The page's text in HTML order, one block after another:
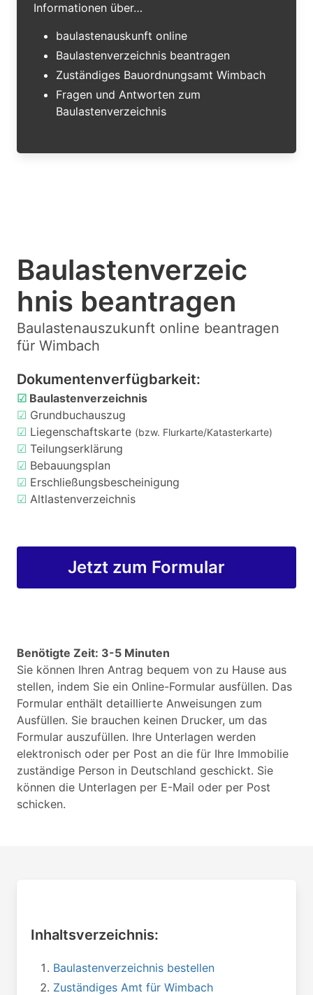
Informationen über…
baulastenauskunft online
Baulastenverzeichnis beantragen
Zuständiges Bauordnungsamt Wimbach
Fragen und Antworten zum
Baulastenverzeichnis
Baulastenverzeic
hnis beantragen
Baulastenauszukunft online beantragen
für Wimbach
Dokumentenverfügbarkeit:
☑ Baulastenverzeichnis
☑ Grundbuchauszug
☑ Liegenschaftskarte (bzw. Flurkarte/Katasterkarte)
☑ Teilungserklärung
☑ Bebauungsplan
☑ Erschließungsbescheinigung
☑ Altlastenverzeichnis
Jetzt zum Formular
Benötigte Zeit: 3-5 Minuten
Sie können Ihren Antrag bequem von zu Hause aus
stellen, indem Sie ein Online-Formular ausfüllen. Das
Formular enthält detaillierte Anweisungen zum
Ausfüllen. Sie brauchen keinen Drucker, um das
Formular auszufüllen. Ihre Unterlagen werden
elektronisch oder per Post an die für Ihre Immobilie
zuständige Person in Deutschland geschickt. Sie
können die Unterlagen per E-Mail oder per Post
schicken.
Inhaltsverzeichnis:
Baulastenverzeichnis bestellen
Zuständiges Amt für Wimbach